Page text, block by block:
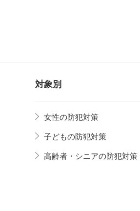
対象別
女性の防犯対策
子どもの防犯対策
高齢者・シニアの防犯対策